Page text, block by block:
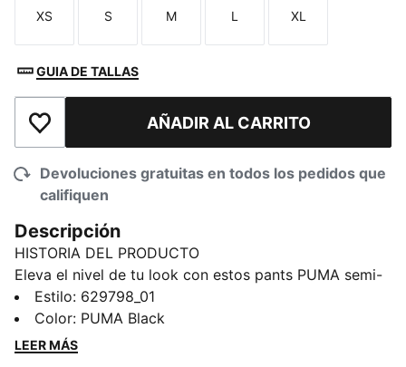
Talla
XS
Talla
S
Talla
M
Talla
L
Talla
XL
GUIA DE TALLAS
Añadir a la lista de deseosAÑADIR AL CARRITO
Devoluciones gratuitas en todos los pedidos que
califiquen
Descripción
HISTORIA DEL PRODUCTO
Eleva el nivel de tu look con estos pants PUMA semi-
ajustados. Con las icónicas tiras T7, bolsillos con
cierre y alforza delantera en las piernas, estos pants
son un clásico. Además, la cintura elástica con cordón
Estilo: 629798_01
Color: PUMA Black
LEER MÁS